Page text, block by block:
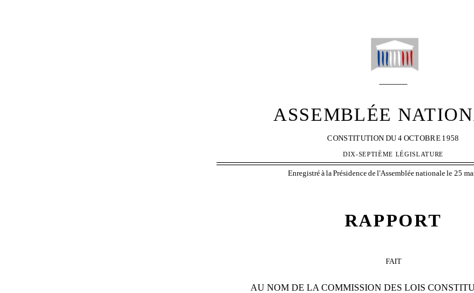
N° 2579
ASSEMBLÉE
CONSTITUTION DU 4 OCTOBRE 1958
DIX-SEPTIÈME LÉGISLATURE
EnregistréàlaPrésidencedel'Assembléenationalele 25
RAPPORT
FAIT
AU NOM DE LA COMMISSION DES LOIS